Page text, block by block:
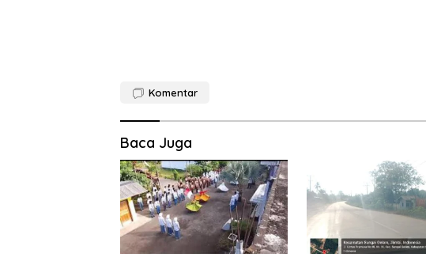
Komentar
Baca Juga